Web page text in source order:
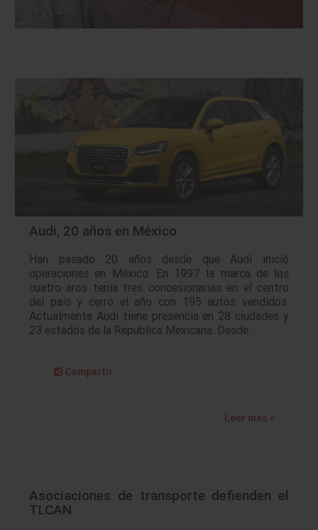
Audi, 20 años en México
Han pasado 20 años desde que Audi inició
operaciones en México. En 1997 la marca de los
cuatro aros tenía tres concesionarias en el centro
del país y cerró el año con 195 autos vendidos.
Actualmente Audi tiene presencia en 28 ciudades y
23 estados de la República Mexicana. Desde…
Compartir
Leer más »
Asociaciones de transporte defienden el
TLCAN